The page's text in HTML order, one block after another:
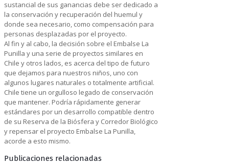
sustancial de sus ganancias debe ser dedicado a
la conservación y recuperación del huemul y
donde sea necesario, como compensación para
personas desplazadas por el proyecto.
Al fin y al cabo, la decisión sobre el Embalse La
Punilla y una serie de proyectos similares en
Chile y otros lados, es acerca del tipo de futuro
que dejamos para nuestros niños, uno con
algunos lugares naturales o totalmente artificial.
Chile tiene un orgulloso legado de conservación
que mantener. Podría rápidamente generar
estándares por un desarrollo compatible dentro
de su Reserva de la Biósfera y Corredor Biológico
y repensar el proyecto Embalse La Punilla,
acorde a esto mismo.
Publicaciones relacionadas